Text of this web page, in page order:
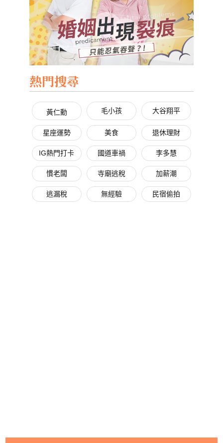
熱門搜尋
黃仁勳 毛小孩 大谷翔平
星座運勢 美食 退休理財
IG熱門打卡 國道車禍 李多慧
慣老闆 寺廟逃稅 加薪潮
逃漏稅 無經驗 民宿偷拍